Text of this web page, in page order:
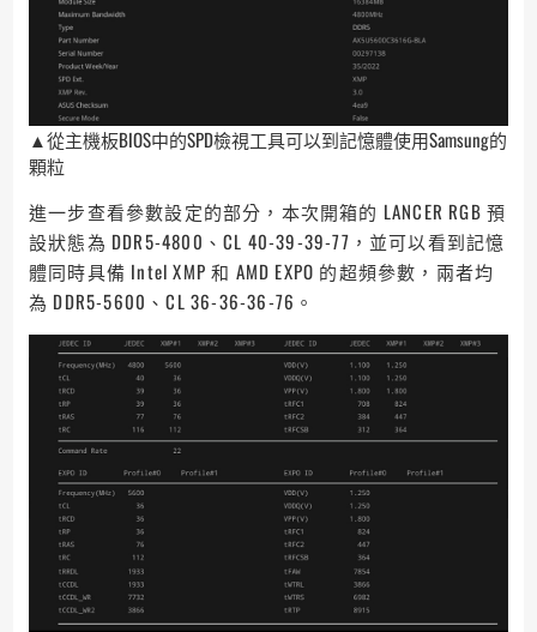
▲從主機板BIOS中的SPD檢視工具可以到記憶體使用Samsung的
顆粒
進一步查看參數設定的部分，本次開箱的 LANCER RGB 預
設狀態為 DDR5-4800、CL 40-39-39-77，並可以看到記憶
體同時具備 Intel XMP 和 AMD EXPO 的超頻參數，兩者均
為 DDR5-5600、CL 36-36-36-76。